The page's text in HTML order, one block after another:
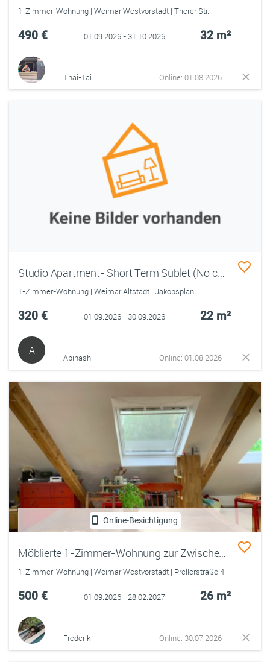
1-Zimmer-Wohnung | Weimar Westvorstadt | Trierer Str.
490 € 01.09.2026 - 31.10.2026 32 m²
Thai-Tai Online: 01.08.2026
Studio Apartment- Short Term Sublet (No contract)
1-Zimmer-Wohnung | Weimar Altstadt | Jakobsplan
320 € 01.09.2026 - 30.09.2026 22 m²
A
Abinash Online: 01.08.2026
Online-Besichtigung
Möblierte 1-Zimmer-Wohnung zur Zwischenmiete
1-Zimmer-Wohnung | Weimar Westvorstadt | Prellerstraße 4
500 € 01.09.2026 - 28.02.2027 26 m²
Frederik Online: 30.07.2026